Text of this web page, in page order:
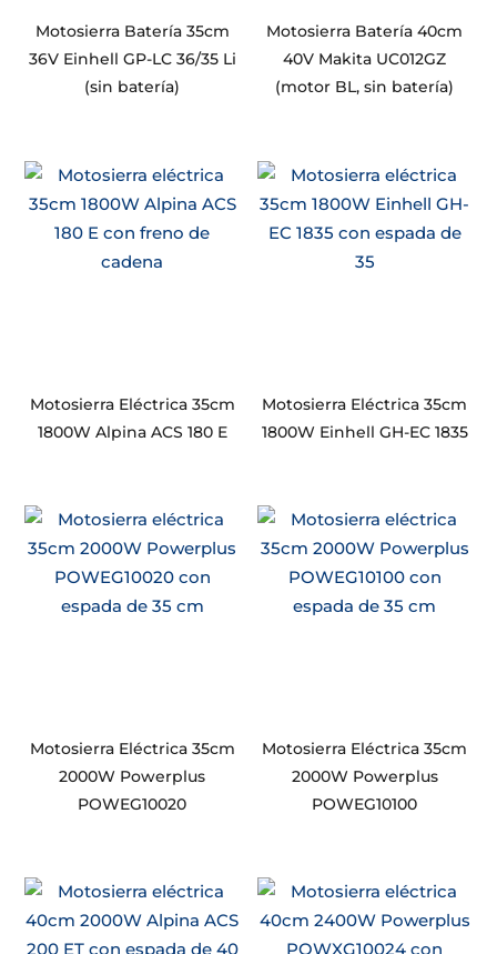
Motosierra Batería 35cm
36V Einhell GP-LC 36/35 Li
(sin batería)
Motosierra Batería 40cm
40V Makita UC012GZ
(motor BL, sin batería)
Motosierra Eléctrica 35cm
1800W Alpina ACS 180 E
Motosierra Eléctrica 35cm
1800W Einhell GH-EC 1835
Motosierra Eléctrica 35cm
2000W Powerplus
POWEG10020
Motosierra Eléctrica 35cm
2000W Powerplus
POWEG10100